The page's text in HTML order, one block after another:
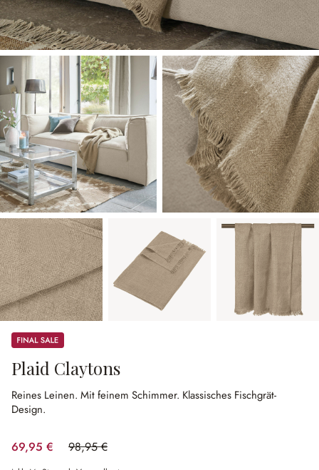
Sale
Plaid Claytons
Reines Leinen. Mit feinem Schimmer. Klassisches Fischgrät-
Design.
69,95 € 98,95 €
(29.31% gespart)